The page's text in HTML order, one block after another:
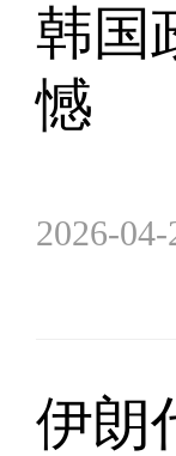
韩国
憾
2026-04-
伊朗